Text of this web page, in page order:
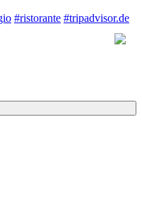
#ristorante #tripadvisor.de